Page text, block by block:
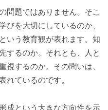
問題ではありません。そこ
びを大切にしているのか、
いう教育観が表れます。知
するのか。それとも、人と
視するのか。その問いは、
れているのです。
成という大きな方向性を示